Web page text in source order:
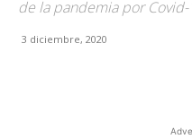
de la pandemia por
3 diciembre, 2020